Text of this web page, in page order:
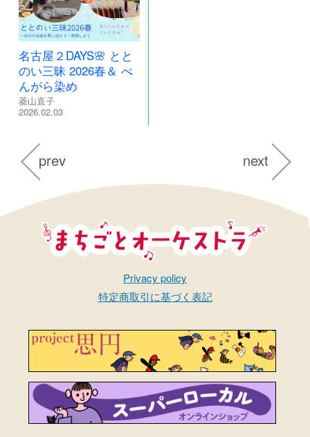
名古屋２DAYS🌸 とと
のい三昧 2026春＆ べ
んがら染め
菱山直子
2026.02.03
prev next
Privacy policy
特定商取引に基づく表記